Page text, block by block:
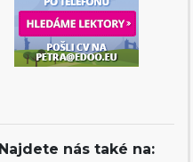
Najdete nás také na: